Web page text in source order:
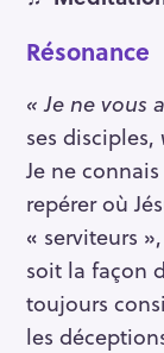
Résonance
« Je ne vous
ses disciples,
Je ne
repérer où
« serviteurs
soit la façon
toujours
les